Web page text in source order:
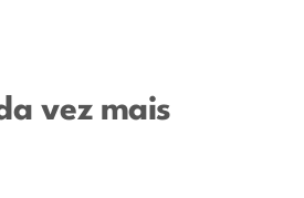
vez mais